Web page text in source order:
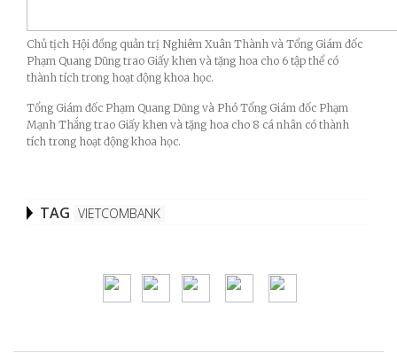
Chủ tịch Hội đồng quản trị Nghiêm Xuân Thành và Tổng Giám đốc
Phạm Quang Dũng trao Giấy khen và tặng hoa cho 6 tập thể có
thành tích trong hoạt động khoa học.
Tổng Giám đốc Phạm Quang Dũng và Phó Tổng Giám đốc Phạm
Mạnh Thắng trao Giấy khen và tặng hoa cho 8 cá nhân có thành
tích trong hoạt động khoa học.
TAG VIETCOMBANK